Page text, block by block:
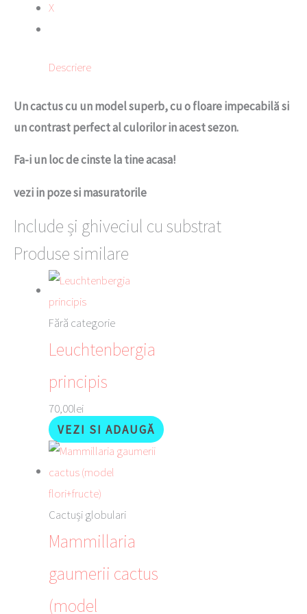
X
Descriere
Un cactus cu un model superb, cu o floare impecabilă si
un contrast perfect al culorilor in acest sezon.
Fa-i un loc de cinste la tine acasa!
vezi in poze si masuratorile
Include și ghiveciul cu substrat
Produse similare
Fără categorie
Leuchtenbergia
principis
70,00lei
VEZI SI ADAUGĂ
Cactuși globulari
Mammillaria
gaumerii cactus
(model